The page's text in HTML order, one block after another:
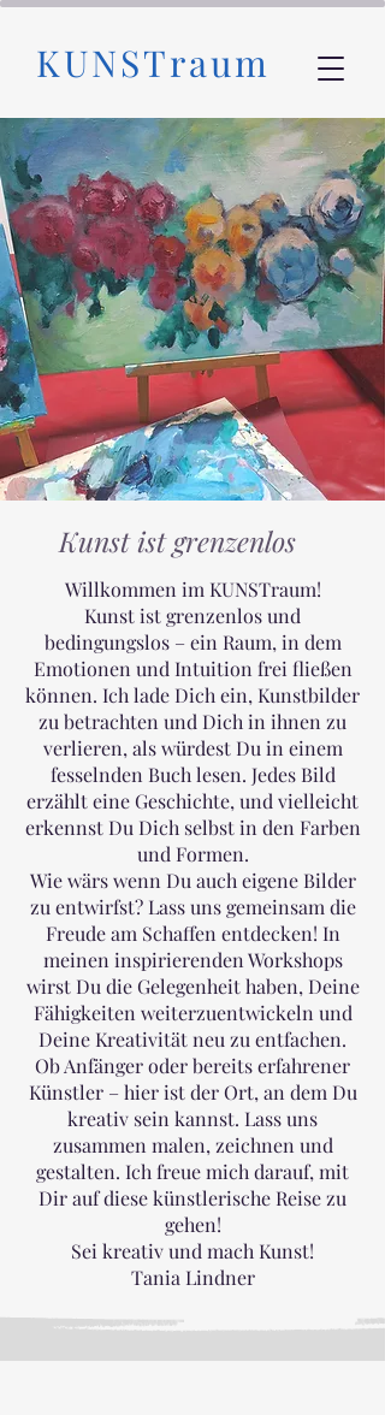
KUNSTraum
Kunst ist grenzenlos
Willkommen im KUNSTraum!
Kunst ist grenzenlos und
bedingungslos – ein Raum, in dem
Emotionen und Intuition frei fließen
können. Ich lade Dich ein, Kunstbilder
zu betrachten und Dich in ihnen zu
verlieren, als würdest Du in einem
fesselnden Buch lesen. Jedes Bild
erzählt eine Geschichte, und vielleicht
erkennst Du Dich selbst in den Farben
und Formen.
Wie wärs wenn Du auch eigene Bilder
zu entwirfst? Lass uns gemeinsam die
Freude am Schaffen entdecken! In
meinen inspirierenden Workshops
wirst Du die Gelegenheit haben, Deine
Fähigkeiten weiterzuentwickeln und
Deine Kreativität neu zu entfachen.
Ob Anfänger oder bereits erfahrener
Künstler – hier ist der Ort, an dem Du
kreativ sein kannst. Lass uns
zusammen malen, zeichnen und
gestalten. Ich freue mich darauf, mit
Dir auf diese künstlerische Reise zu
gehen!
Sei kreativ und mach Kunst!
Tania Lindner